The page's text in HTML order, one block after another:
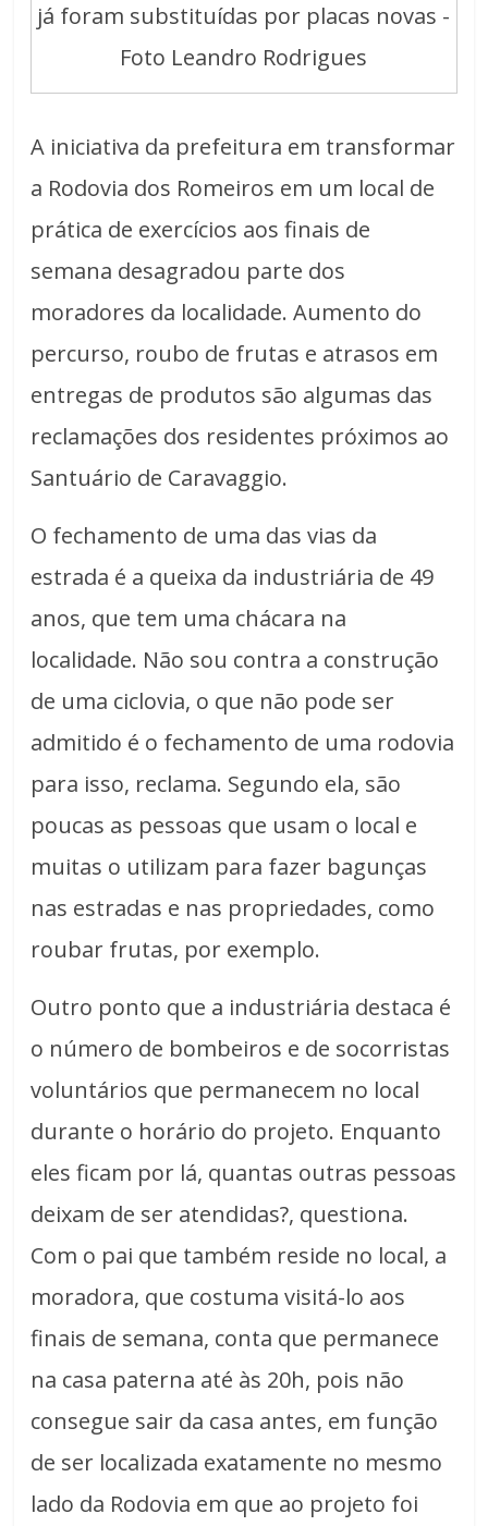
já foram substituídas por placas novas -
Foto Leandro Rodrigues
A iniciativa da prefeitura em transformar
a Rodovia dos Romeiros em um local de
prática de exercícios aos finais de
semana desagradou parte dos
moradores da localidade. Aumento do
percurso, roubo de frutas e atrasos em
entregas de produtos são algumas das
reclamações dos residentes próximos ao
Santuário de Caravaggio.
O fechamento de uma das vias da
estrada é a queixa da industriária de 49
anos, que tem uma chácara na
localidade. Não sou contra a construção
de uma ciclovia, o que não pode ser
admitido é o fechamento de uma rodovia
para isso, reclama. Segundo ela, são
poucas as pessoas que usam o local e
muitas o utilizam para fazer bagunças
nas estradas e nas propriedades, como
roubar frutas, por exemplo.
Outro ponto que a industriária destaca é
o número de bombeiros e de socorristas
voluntários que permanecem no local
durante o horário do projeto. Enquanto
eles ficam por lá, quantas outras pessoas
deixam de ser atendidas?, questiona.
Com o pai que também reside no local, a
moradora, que costuma visitá-lo aos
finais de semana, conta que permanece
na casa paterna até às 20h, pois não
consegue sair da casa antes, em função
de ser localizada exatamente no mesmo
lado da Rodovia em que ao projeto foi